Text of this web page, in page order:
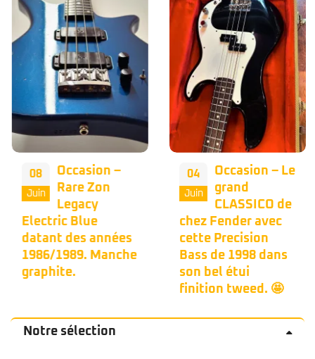
08
Juin
Occasion –
Rare Zon
Legacy
Electric Blue
datant des années
1986/1989. Manche
graphite.
04
Juin
Occasion – Le
grand
CLASSICO de
chez Fender avec
cette Precision
Bass de 1998 dans
son bel étui
finition tweed. 🤩
Notre sélection